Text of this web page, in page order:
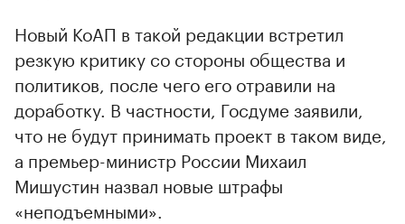
Новый КоАП в такой редакции встретил
резкую критику со стороны общества и
политиков, после чего его отравили на
доработку. В частности, Госдуме заявили,
что не будут принимать проект в таком виде,
а премьер-министр России Михаил
Мишустин назвал новые штрафы
«неподъемными».